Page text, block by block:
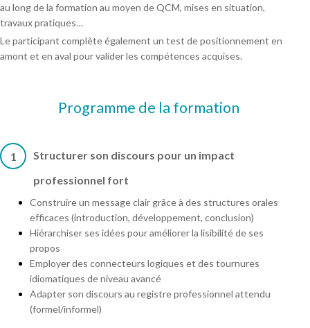
au long de la formation au moyen de QCM, mises en situation,
travaux pratiques…
Le participant complète également un test de positionnement en
amont et en aval pour valider les compétences acquises.
Programme de la formation
1
Structurer son discours pour un impact
professionnel fort
Construire un message clair grâce à des structures orales
efficaces (introduction, développement, conclusion)
Hiérarchiser ses idées pour améliorer la lisibilité de ses
propos
Employer des connecteurs logiques et des tournures
idiomatiques de niveau avancé
Adapter son discours au registre professionnel attendu
(formel/informel)